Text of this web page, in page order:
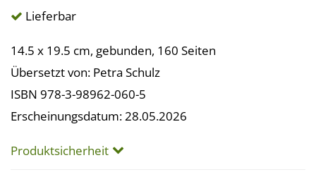
Lieferbar
14.5 x 19.5 cm, gebunden, 160 Seiten
Übersetzt von: Petra Schulz
ISBN 978-3-98962-060-5
Erscheinungsdatum: 28.05.2026
Produktsicherheit